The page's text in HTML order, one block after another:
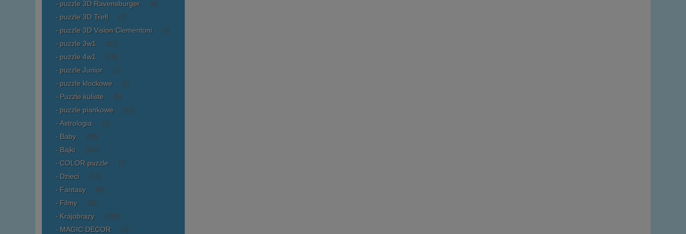
puzzle 3D Ravensburger (6)
puzzle 3D Trefl (4)
puzzle 3D Vision Clementoni (8)
puzzle 3w1 (11)
puzzle 4w1 (15)
puzzle Junior (1)
puzzle klockowe (1)
Puzzle kuliste (5)
puzzle piankowe (11)
Astrologia (1)
Baby (28)
Bajki (346)
COLOR puzzle (7)
Dzieci (13)
Fantasy (5)
Filmy (31)
Krajobrazy (265)
MAGIC DECOR (3)